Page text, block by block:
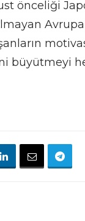
önceliği
büyütmeyi